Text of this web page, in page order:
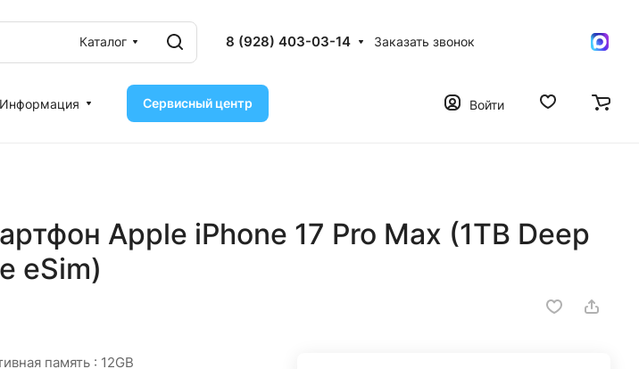
Каталог 8 (928) 403-03-14 Заказать звонок
Информация Сервисный центр Войти
Apple iPhone 17 Pro Max (1TB Deep
eSim)
память : 12GB